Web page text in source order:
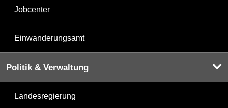
Jobcenter
Einwanderungsamt
Politik & Verwaltung
Landesregierung